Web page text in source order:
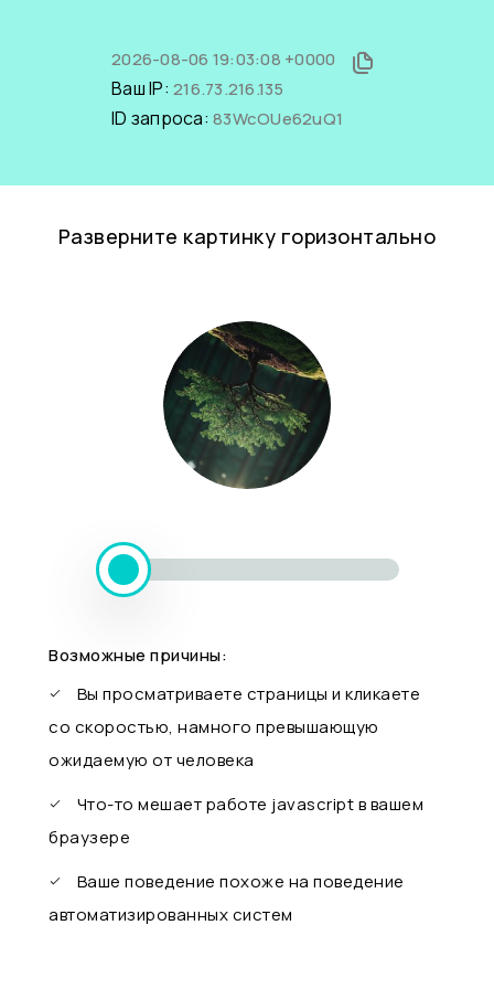
2026-08-06 19:03:08 +0000
Ваш IP: 216.73.216.135
ID запроса: 83WcOUe62uQ1
Разверните картинку горизонтально
Возможные причины:
Вы просматриваете страницы и кликаете
со скоростью, намного превышающую
ожидаемую от человека
Что-то мешает работе javascript в вашем
браузере
Ваше поведение похоже на поведение
автоматизированных систем